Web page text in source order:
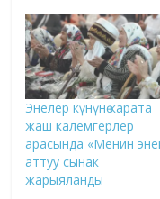
жыйырма жылдын
ичинде бүт баарыбыз
тарыхчы болуп, өз
элибиздин качан
жаралганын, кандай
калк болгонун, кандай
жол басып өткөнүн, дүйнө
элдеринин тарыхында
кандай орунду
ээлегенин жапатырмак
Энелер күнүнө карата
жаш калемгерлер
арасында «Менин
аттуу сынак
жарыяланды